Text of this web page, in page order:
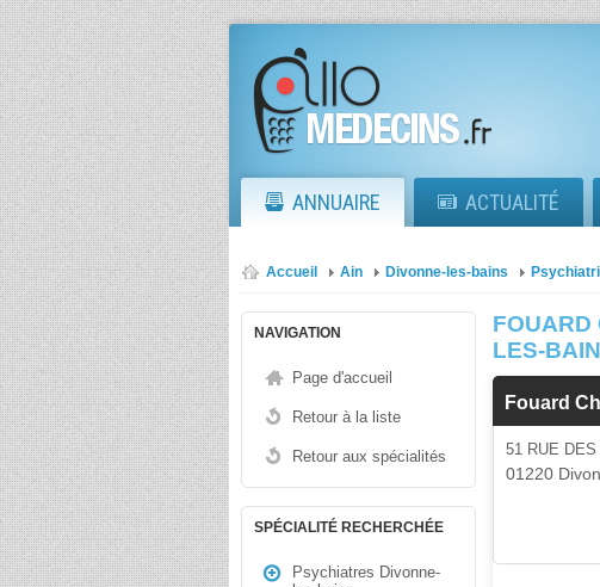
ANNUAIRE ACTUALITÉ
Accueil Ain Divonne-les-bains
NAVIGATION
Page d'accueil
Retour à la liste
Retour aux spécialités
SPÉCIALITÉ RECHERCHÉE
Psychiatres Divonne-
FOUARD
LES-
Fouard
51 RUE
01220